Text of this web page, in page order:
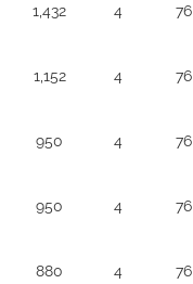
1,432 4 76
1,152 4 76
950 4 76
950 4 76
880 4 76